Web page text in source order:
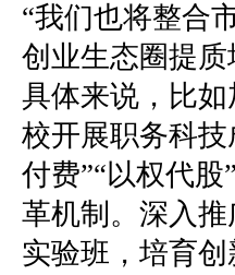
“我们也将整合
创业生态圈提
具体来说，比
校开展职务科
付费”“以权代
革机制。深入
实验班，培育